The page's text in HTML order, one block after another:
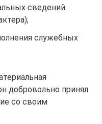
сведений
служебных
добровольно принял
со своим